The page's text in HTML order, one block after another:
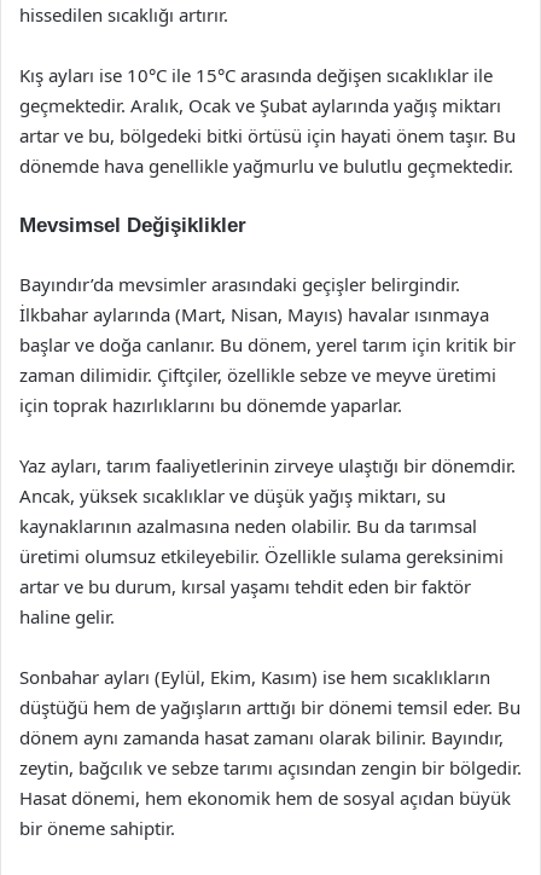
hissedilen sıcaklığı artırır.
Kış ayları ise 10°C ile 15°C arasında değişen sıcaklıklar ile
geçmektedir. Aralık, Ocak ve Şubat aylarında yağış miktarı
artar ve bu, bölgedeki bitki örtüsü için hayati önem taşır. Bu
dönemde hava genellikle yağmurlu ve bulutlu geçmektedir.
Mevsimsel Değişiklikler
Bayındır’da mevsimler arasındaki geçişler belirgindir.
İlkbahar aylarında (Mart, Nisan, Mayıs) havalar ısınmaya
başlar ve doğa canlanır. Bu dönem, yerel tarım için kritik bir
zaman dilimidir. Çiftçiler, özellikle sebze ve meyve üretimi
için toprak hazırlıklarını bu dönemde yaparlar.
Yaz ayları, tarım faaliyetlerinin zirveye ulaştığı bir dönemdir.
Ancak, yüksek sıcaklıklar ve düşük yağış miktarı, su
kaynaklarının azalmasına neden olabilir. Bu da tarımsal
üretimi olumsuz etkileyebilir. Özellikle sulama gereksinimi
artar ve bu durum, kırsal yaşamı tehdit eden bir faktör
haline gelir.
Sonbahar ayları (Eylül, Ekim, Kasım) ise hem sıcaklıkların
düştüğü hem de yağışların arttığı bir dönemi temsil eder. Bu
dönem aynı zamanda hasat zamanı olarak bilinir. Bayındır,
zeytin, bağcılık ve sebze tarımı açısından zengin bir bölgedir.
Hasat dönemi, hem ekonomik hem de sosyal açıdan büyük
bir öneme sahiptir.